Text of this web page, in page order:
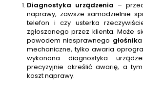
Diagnostyka urządzenia –
naprawy, zawsze samodzielnie
telefon i czy usterka
zgłoszonego przez klienta. Może
powodem niesprawnego głośnik
mechaniczne, tylko awaria
wykonana diagnostyka
precyzyjnie określić awarię, a
koszt naprawy.